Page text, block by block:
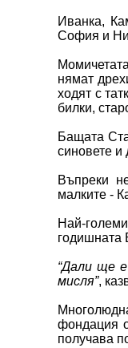
Иванка,
София и
нямат
ходят с
билки,
Бащата
синовете и
Въпреки
малките -
Най-
годишната
“Дали ще
мисля”,
фондация
получава